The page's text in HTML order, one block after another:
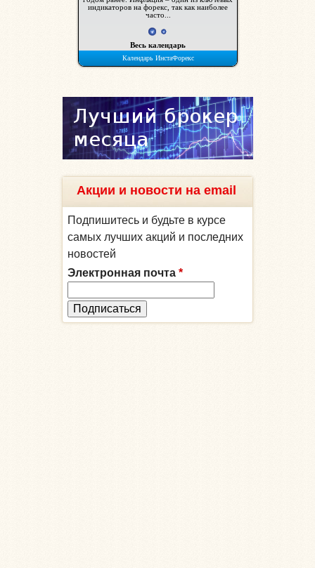
Акции и новости на email
Подпишитесь и будьте в курсе
самых лучших акций и последних
новостей
Электронная почта *